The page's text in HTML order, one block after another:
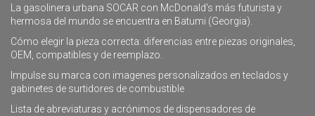
La gasolinera urbana SOCAR con McDonald's más futurista y
hermosa del mundo se encuentra en Batumi (Georgia).
Cómo elegir la pieza correcta: diferencias entre piezas originales,
OEM, compatibles y de reemplazo.
Impulse su marca con imagenes personalizados en teclados y
gabinetes de surtidores de combustible
Lista de abreviaturas y acrónimos de dispensadores de